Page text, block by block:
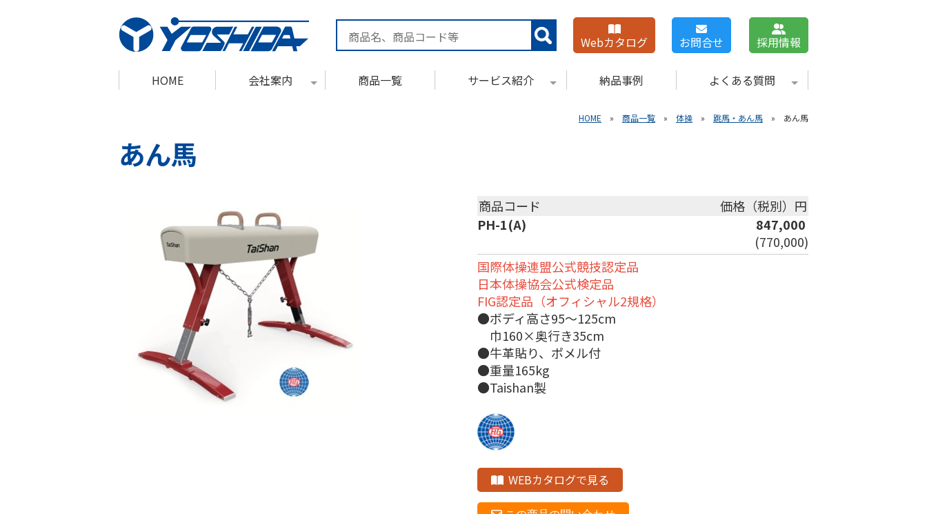
Webカタログ お問合せ 採用情報
HOME 会社案内 商品一覧 サービス紹介 納品事例 よくある質問
HOME » 商品一覧 » 体操 » 跳馬・あん馬 » あん馬
あん馬
商品コード
価格（税別）円
PH-1(A)
847,000
(770,000)
国際体操連盟公式競技認定品
日本体操協会公式検定品
FIG認定品（オフィシャル2規格）
●ボディ高さ95～125cm
巾160×奥行き35cm
●牛革貼り、ポメル付
●重量165kg
●Taishan製
WEBカタログで見る